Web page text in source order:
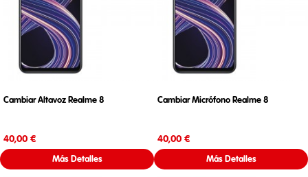
Cambiar Altavoz Realme 8
40,00 €
Más Detalles
Cambiar Micrófono Realme 8
40,00 €
Más Detalles